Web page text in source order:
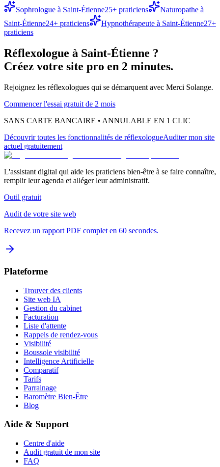
Sophrologue à Saint-Étienne25+ praticiens Naturopathe à
Saint-Étienne24+ praticiens Hypnothérapeute à Saint-Étienne27+
praticiens
Réflexologue à Saint-Étienne ?
Créez votre site pro en 2 minutes.
Rejoignez les réflexologues qui se démarquent avec Merci Solange.
Commencer l'essai gratuit de 2 mois
SANS CARTE BANCAIRE • ANNULABLE EN 1 CLIC
Découvrir toutes les fonctionnalités de réflexologueAuditer mon site
actuel gratuitement
L'assistant digital qui aide les praticiens bien-être à se faire connaître,
remplir leur agenda et alléger leur administratif.
Outil gratuit
Audit de votre site web
Recevez un rapport PDF complet en 60 secondes.
Plateforme
Trouver des clients
Site web IA
Gestion du cabinet
Facturation
Liste d'attente
Rappels de rendez-vous
Visibilité
Boussole visibilité
Intelligence Artificielle
Comparatif
Tarifs
Parrainage
Baromètre Bien-Être
Blog
Aide & Support
Centre d'aide
Audit gratuit de mon site
FAQ